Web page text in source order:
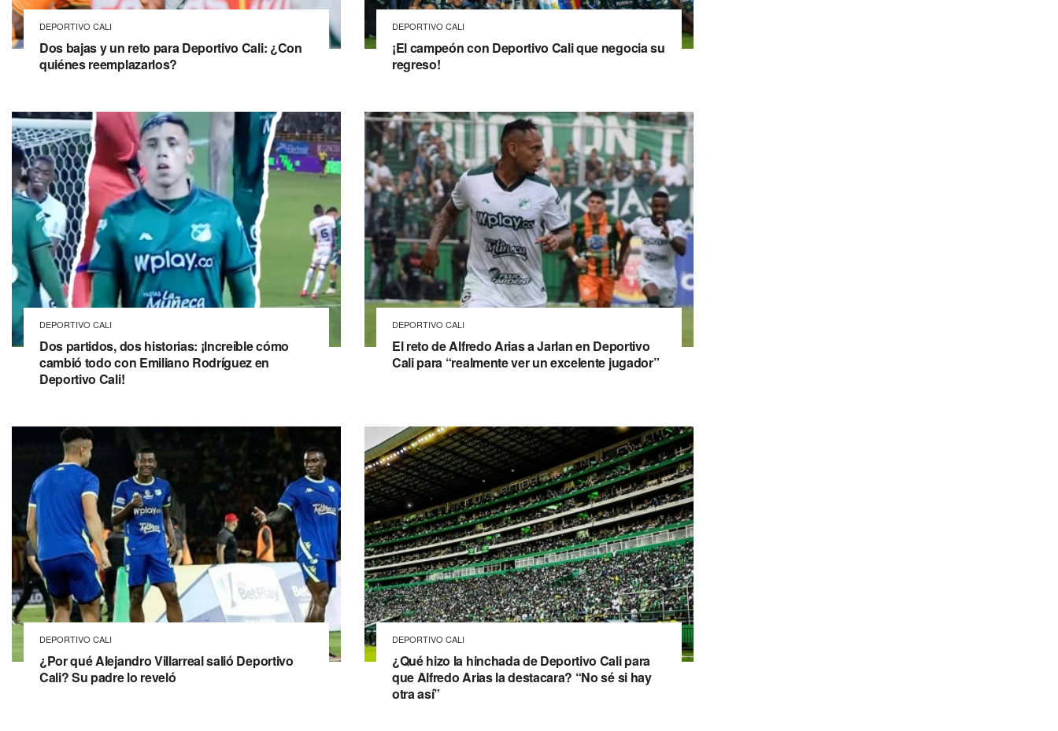
DEPORTIVO CALI
Dos bajas y un reto para Deportivo Cali: ¿Con
quiénes reemplazarlos?
DEPORTIVO CALI
¡El campeón con Deportivo Cali que negocia su
regreso!
DEPORTIVO CALI
Dos partidos, dos historias: ¡Increíble cómo
cambió todo con Emiliano Rodríguez en
Deportivo Cali!
DEPORTIVO CALI
El reto de Alfredo Arias a Jarlan en Deportivo
Cali para “realmente ver un excelente jugador”
DEPORTIVO CALI
¿Por qué Alejandro Villarreal salió Deportivo
Cali? Su padre lo reveló
DEPORTIVO CALI
¿Qué hizo la hinchada de Deportivo Cali para
que Alfredo Arias la destacara? “No sé si hay
otra así”